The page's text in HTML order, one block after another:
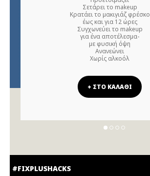
Σετάρει το makeup
Κρατάει το μακιγιάζ φρέσκο
έως και για 12 ώρες
Συγχωνεύει το makeup
για ένα αποτέλεσμα-
με φυσική όψη
Ανανεώνει
Χωρίς αλκοόλ
+ ΣΤΟ ΚΑΛΑΘΙ
#FIXPLUSHACKS